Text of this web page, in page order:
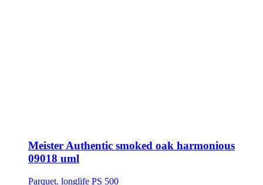
Meister Authentic smoked oak harmonious
09018 uml
Parquet. longlife PS 500